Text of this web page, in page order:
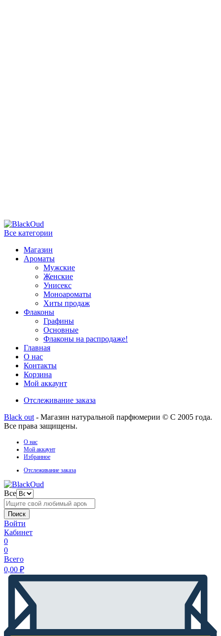
Все категории
Магазин
Ароматы
Мужские
Женские
Унисекс
Моноароматы
Хиты продаж
Флаконы
Графины
Основные
Флаконы на распродаже!
Главная
О нас
Контакты
Корзина
Мой аккаунт
Отслеживание заказа
Black out - Магазин натуральной парфюмерии © С 2005 года.
Все права защищены.
О нас
Мой аккаунт
Избранное
Отслеживание заказа
Все
Поиск
Войти
Кабинет
0
0
Всего
0,00 ₽